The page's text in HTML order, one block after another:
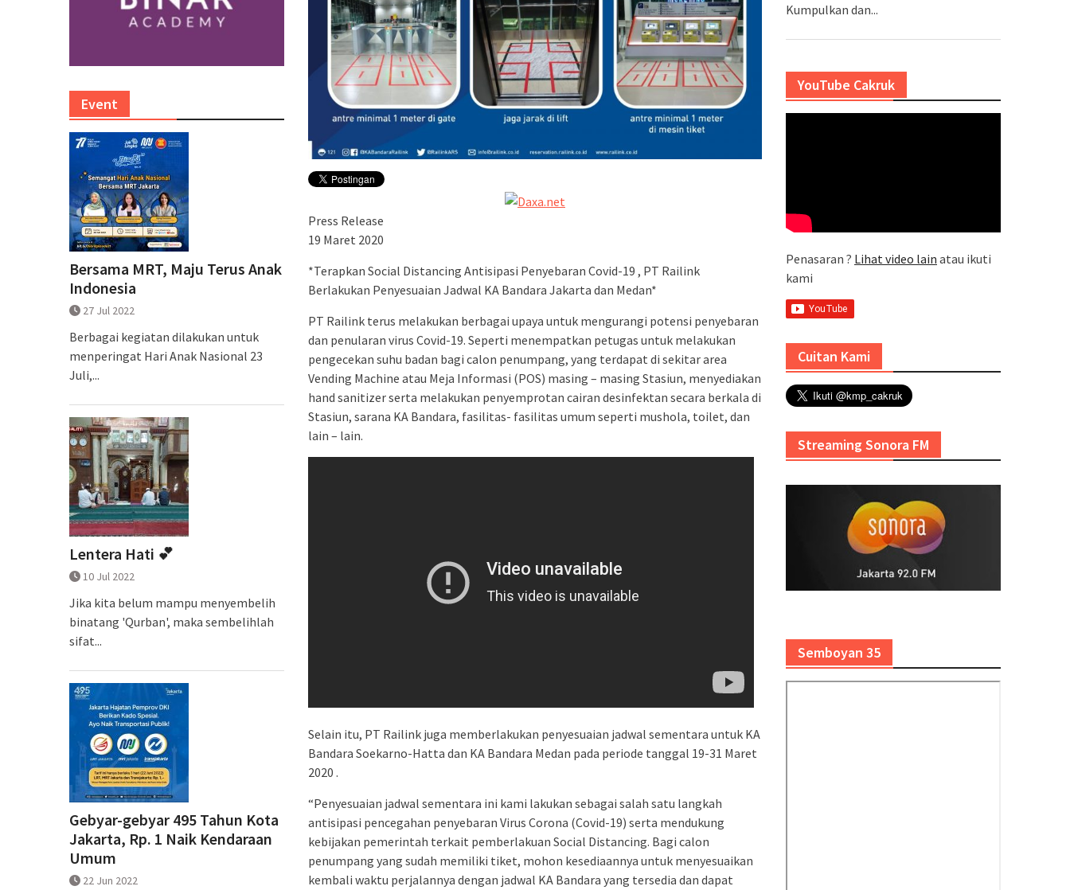
Press Release
19 Maret 2020
*Terapkan Social Distancing Antisipasi Penyebaran Covid-19 , PT Railink
Berlakukan Penyesuaian Jadwal KA Bandara Jakarta dan Medan*
PT Railink terus melakukan berbagai upaya untuk mengurangi potensi penyebaran
dan penularan virus Covid-19. Seperti menempatkan petugas untuk melakukan
pengecekan suhu badan bagi calon penumpang, yang terdapat di sekitar area
Vending Machine atau Meja Informasi (POS) masing – masing Stasiun, menyediakan
hand sanitizer serta melakukan penyemprotan cairan desinfektan secara berkala di
Stasiun, sarana KA Bandara, fasilitas- fasilitas umum seperti mushola, toilet, dan
lain – lain.
Selain itu, PT Railink juga memberlakukan penyesuaian jadwal sementara untuk KA
Bandara Soekarno-Hatta dan KA Bandara Medan pada periode tanggal 19-31 Maret
2020 .
“Penyesuaian jadwal sementara ini kami lakukan sebagai salah satu langkah
antisipasi pencegahan penyebaran Virus Corona (Covid-19) serta mendukung
kebijakan pemerintah terkait pemberlakuan Social Distancing. Bagi calon
penumpang yang sudah memiliki tiket, mohon kesediaannya untuk menyesuaikan
kembali waktu perjalannya dengan jadwal KA Bandara yang tersedia dan dapat
Kumpulkan dan...
YouTube Cakruk
Penasaran ? Lihat video lain atau ikuti
kami
Cuitan Kami
Streaming Sonora FM
Semboyan 35
Event
Bersama MRT, Maju Terus Anak
Indonesia
27 Jul 2022
Berbagai kegiatan dilakukan untuk
menperingat Hari Anak Nasional 23
Juli,...
Lentera Hati 💕
10 Jul 2022
Jika kita belum mampu menyembelih
binatang 'Qurban', maka sembelihlah
sifat...
Gebyar-gebyar 495 Tahun Kota
Jakarta, Rp. 1 Naik Kendaraan
Umum
22 Jun 2022